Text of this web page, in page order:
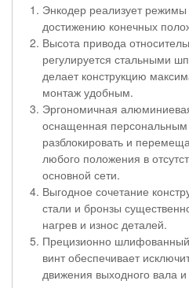
Энкодер реализует
достижению конечных
Высота привода
регулируется стальными
делает конструкцию
монтаж удобным.
Эргономичная
оснащенная
разблокировать и
любого положения в
основной сети.
Выгодное сочетание
стали и бронзы
нагрев и износ деталей.
Прецизионно
винт обеспечивает
движения выходного вала и